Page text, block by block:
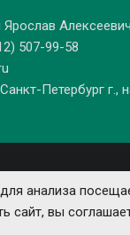
Алексеевич
507-99-58
Петербург г.,
анализа
сайт, вы